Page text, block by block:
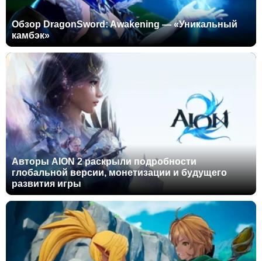
Обзор DragonSword: Awakening — «Уникальный
камбэк»
Авторы AION 2 раскрыли подробности
глобальной версии, монетизации и будущего
развития игры